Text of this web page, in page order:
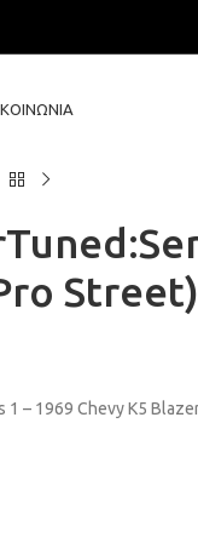
1 – 1969 Chevy K5